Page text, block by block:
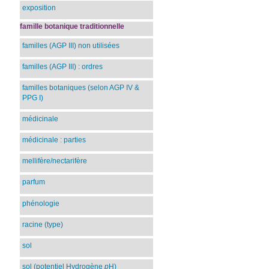
exposition
famille botanique traditionnelle
familles (AGP III) non utilisées
familles (AGP III) : ordres
familles botaniques (selon AGP IV &
PPG I)
médicinale
médicinale : parties
mellifère/nectarifère
parfum
phénologie
racine (type)
sol
sol (potentiel HydrogènepH)